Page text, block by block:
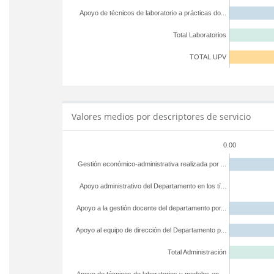
TOTAL UPV
Total Laboratorios
Apoyo de técnicos de laboratorio a prácticas do...
Valores medios por descriptores de servicio
0.00
Total Administración
Apoyo al equipo de dirección del Departamento p...
Apoyo a la gestión docente del departamento por...
Apoyo administrativo del Departamento en los tí...
Gestión económico-administrativa realizada por ...